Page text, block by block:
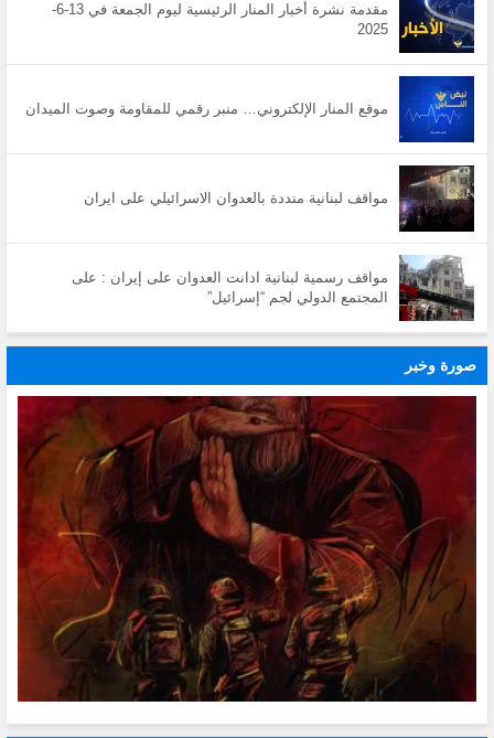
مقدمة نشرة أخبار المنار الرئيسية ليوم الجمعة في 13-6-
2025
موقع المنار الإلكتروني… منبر رقمي للمقاومة وصوت الميدان
مواقف لبنانية منددة بالعدوان الاسرائيلي على ايران
مواقف رسمية لبنانية ادانت العدوان على إيران : على
المجتمع الدولي لجم “إسرائيل”
صورة وخبر